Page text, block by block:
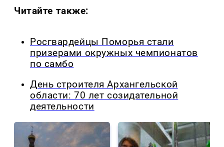
Читайте также:
Росгвардейцы Поморья стали
призерами окружных чемпионатов
по самбо
День строителя Архангельской
области: 70 лет созидательной
деятельности